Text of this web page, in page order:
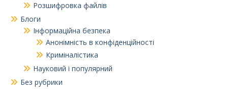
Розшифровка файлів
Блоги
Інформаційна безпека
Анонімність в конфіденційності
Криміналістика
Науковий і популярний
Без рубрики